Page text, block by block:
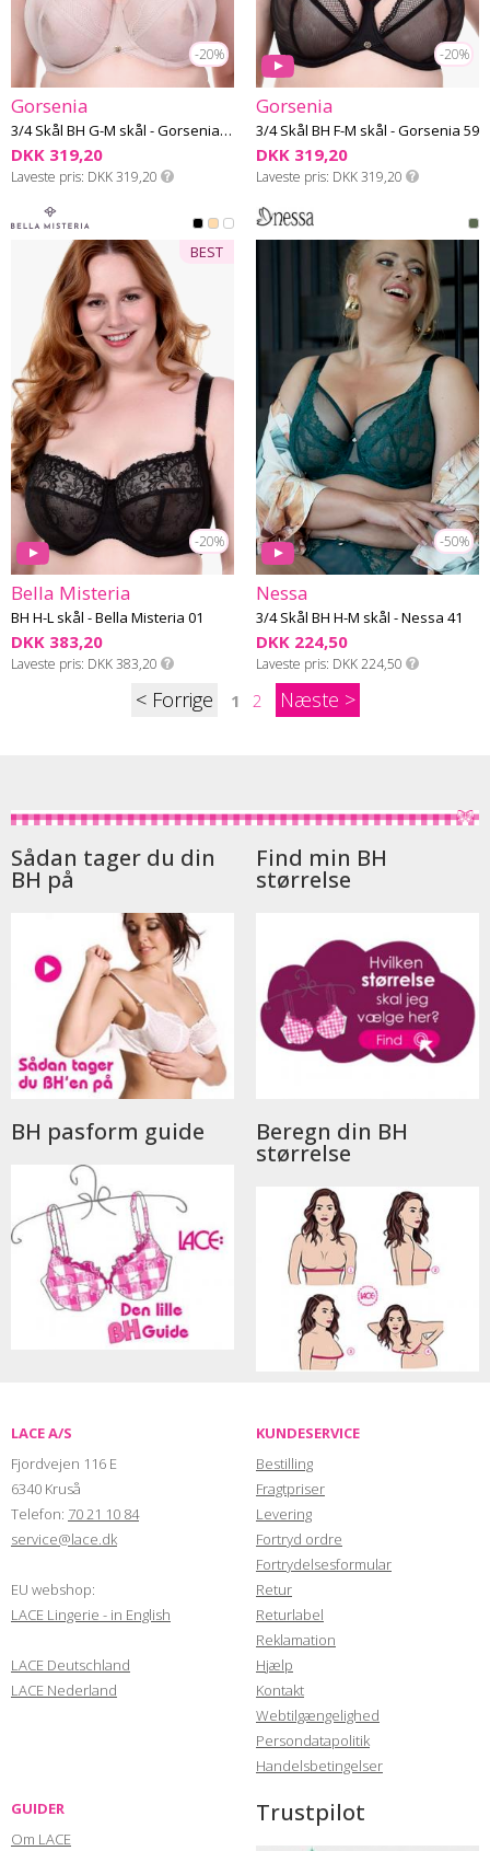
-20%
Gorsenia
3/4 Skål BH G-M skål - Gorsenia 59
DKK 319,20
Laveste pris DKK 319,20
-20%
Gorsenia
3/4 Skål BH F-M skål - Gorsenia 59
DKK 319,20
Laveste pris DKK 319,20
-20%
BEST
Bella Misteria
BH H-L skål - Bella Misteria 01
DKK 383,20
Laveste pris DKK 383,20
-50%
Nessa
3/4 Skål BH H-M skål - Nessa 41
DKK 224,50
Laveste pris DKK 224,50
< 1 2 >
Sådan tager du din
BH på
Find min BH
størrelse
BH pasform guide Beregn din BH
størrelse
LACE A/S
Fjordvejen 116 E
6340 Kruså
Telefon: 70 21 10 84
service@lace.dk
EU webshop:
LACE Lingerie - in English
LACE Deutschland
LACE Nederland
KUNDESERVICE
Bestilling
Fragtpriser
Levering
Fortryd ordre
Fortrydelsesformular
Retur
Returlabel
Reklamation
Hjælp
Kontakt
Webtilgængelighed
Persondatapolitik
Handelsbetingelser
GUIDER
Om LACE
Trustpilot